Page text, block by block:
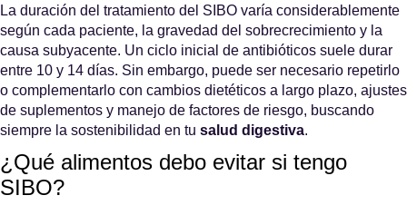
La duración del tratamiento del SIBO varía considerablemente
según cada paciente, la gravedad del sobrecrecimiento y la
causa subyacente. Un ciclo inicial de antibióticos suele durar
entre 10 y 14 días. Sin embargo, puede ser necesario repetirlo
o complementarlo con cambios dietéticos a largo plazo, ajustes
de suplementos y manejo de factores de riesgo, buscando
siempre la sostenibilidad en tu salud digestiva.
¿Qué alimentos debo evitar si tengo
SIBO?